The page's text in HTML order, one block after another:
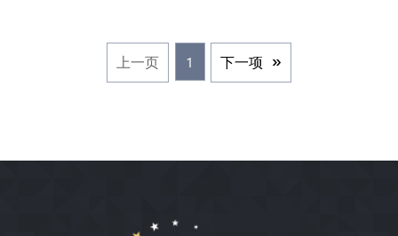
Make offer
上一页 1 下一项